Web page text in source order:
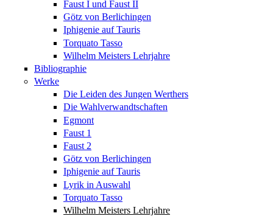
Faust I und Faust II
Götz von Berlichingen
Iphigenie auf Tauris
Torquato Tasso
Wilhelm Meisters Lehrjahre
Bibliographie
Werke
Die Leiden des Jungen Werthers
Die Wahlverwandtschaften
Egmont
Faust 1
Faust 2
Götz von Berlichingen
Iphigenie auf Tauris
Lyrik in Auswahl
Torquato Tasso
Wilhelm Meisters Lehrjahre